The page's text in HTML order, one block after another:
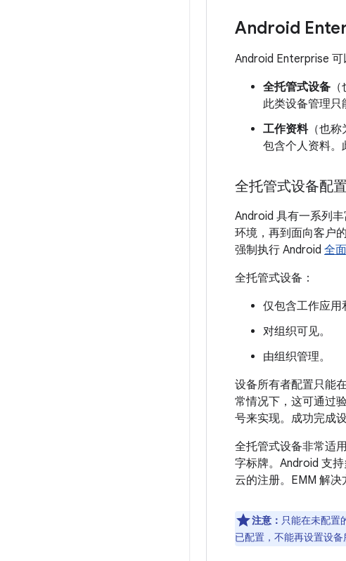
Android
Android Enterprise 可
全托管式设备
此类设备管理只
工作资料（也称
包含个人资料。
全托管式设备配
Android 具有一系列
环境，再到面向客户
强制执行 Android 全
全托管式设备：
仅包含工作应用
对组织可见。
由组织管理。
设备所有者配置只能
常情况下，这可通过
号来实现。成功完成
全托管式设备非常适
字标牌。Android 支
云的注册。EMM 解
注意： 只能在未配置
已配置，不能再设置设